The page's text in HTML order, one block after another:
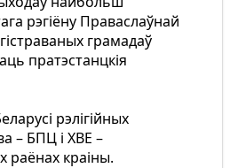
рэгіёну Праваслаўнай
грамадаў
пратэстанцкія
рэлігійных
– БПЦ і ХВЕ –
раёнах краіны.